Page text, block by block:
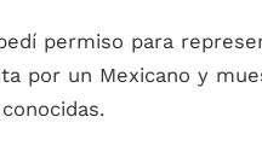
permiso para
por un Mexicano y